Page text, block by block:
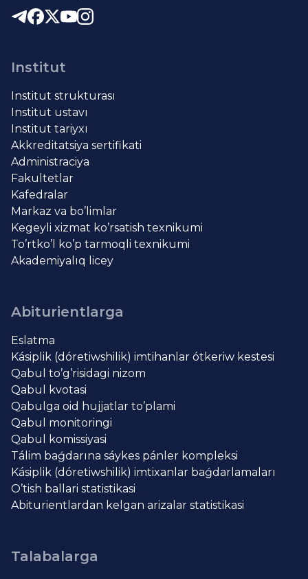
Institut
Institut strukturası
Institut ustavı
Institut tariyxı
Akkreditatsiya sertifikati
Administraciya
Fakultetlar
Kafedralar
Markaz va bo’limlar
Kegeyli xizmat ko’rsatish texnikumi
To’rtko’l ko’p tarmoqli texnikumi
Akademiyalıq licey
Abiturientlarga
Eslatma
Kásiplik (dóretiwshilik) imtihanlar ótkeriw kestesi
Qabul to’g’risidagi nizom
Qabul kvotasi
Qabulga oid hujjatlar to’plami
Qabul monitoringi
Qabul komissiyasi
Tálim baǵdarına sáykes pánler kompleksi
Kásiplik (dóretiwshilik) imtixanlar baǵdarlamaları
O’tish ballari statistikasi
Abiturientlardan kelgan arizalar statistikasi
Talabalarga